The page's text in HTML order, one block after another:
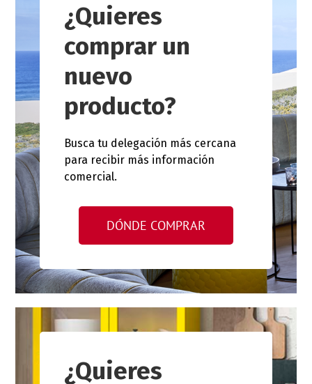
¿Quieres
comprar un
nuevo
producto?
Busca tu delegación más cercana
para recibir más información
comercial.
DÓNDE COMPRAR
¿Quieres